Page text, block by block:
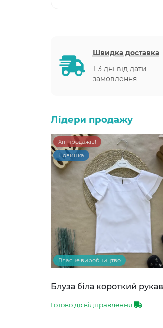
Швидка доставка
1-3 дні від дати
замовлення
Лідери продажу
Хіт продажів!
Новинка
Власне виробництво
Блуза біла короткий рукав
Готово до відправлення